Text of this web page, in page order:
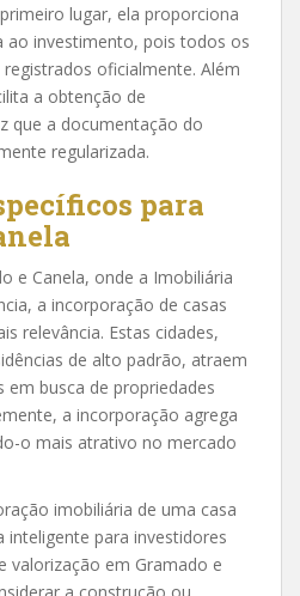
lugar, ela proporciona
ao investimento, pois todos os
oficialmente. Além
a obtenção de
que a documentação do
regularizada.
para
e Canela, onde a Imobiliária
a incorporação de casas
relevância. Estas cidades,
de alto padrão, atraem
busca de propriedades
a incorporação agrega
o mais atrativo no mercado
imobiliária de uma casa
inteligente para investidores
valorização em Gramado e
a construção ou